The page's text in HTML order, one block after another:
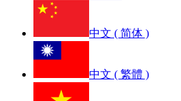
中文 ( 简体 )
中文 ( 繁體 )